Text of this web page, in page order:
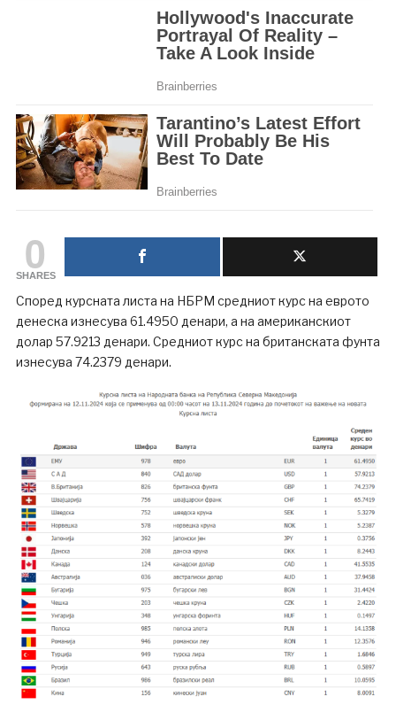
0
SHARES
Според курсната листа на НБРМ средниот курс на еврото
денеска изнесува 61.4950 денари, а на американскиот
долар 57.9213 денари. Средниот курс на британската фунта
изнесува 74.2379 денари.